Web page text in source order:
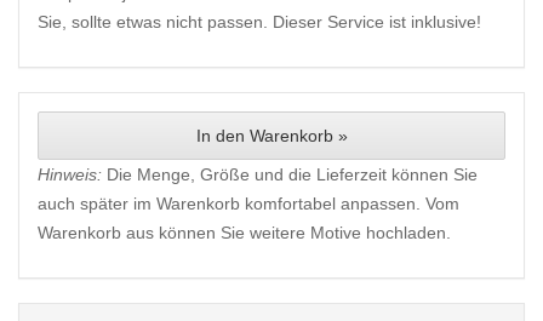
Sie, sollte etwas nicht passen. Dieser Service ist inklusive!
In den Warenkorb »
Hinweis: Die Menge, Größe und die Lieferzeit können Sie
auch später im Warenkorb komfortabel anpassen. Vom
Warenkorb aus können Sie weitere Motive hochladen.